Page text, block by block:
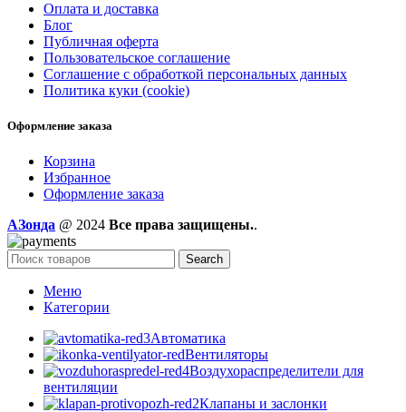
Оплата и доставка
Блог
Публичная оферта
Пользовательское соглашение
Соглашение с обработкой персональных данных
Политика куки (cookie)
Оформление заказа
Корзина
Избранное
Оформление заказа
AЗонда @ 2024 Все права защищены..
Search
Меню
Категории
Автоматика
Вентиляторы
Воздухораспределители для
вентиляции
Клапаны и заслонки